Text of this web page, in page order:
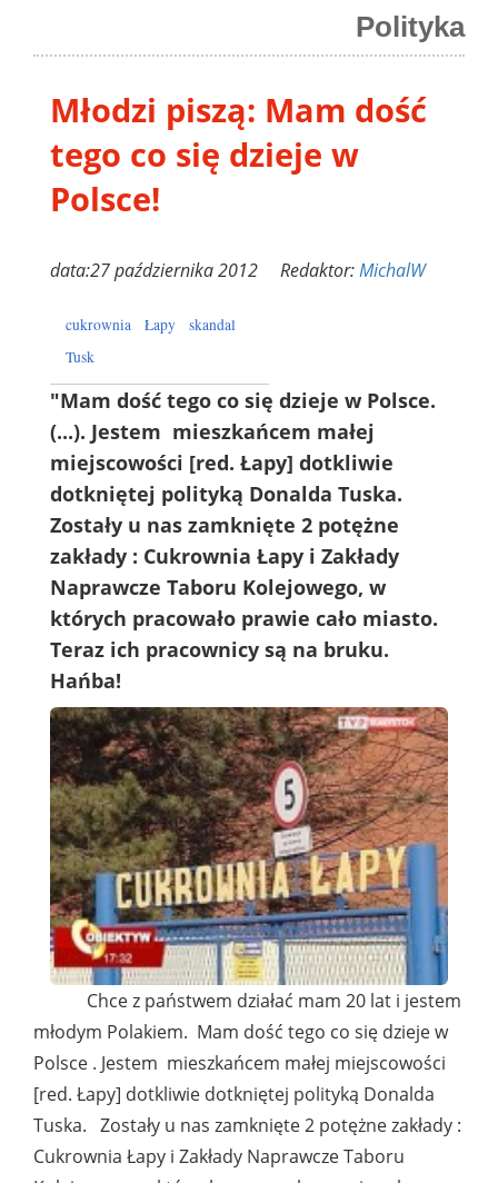
Polityka
Młodzi piszą: Mam dość
tego co się dzieje w
Polsce!
data:27 października 2012 Redaktor:MichalW
cukrownia Łapy
skandal
Tusk
"Mam dość tego co się dzieje w Polsce.
(...). Jestem mieszkańcem małej
miejscowości [red. Łapy] dotkliwie
dotkniętej polityką Donalda Tuska.
Zostały u nas zamknięte 2 potężne
zakłady : Cukrownia Łapy i Zakłady
Naprawcze Taboru Kolejowego, w
których pracowało prawie cało miasto.
Teraz ich pracownicy są na bruku.
Hańba!
Chce z państwem działać mam 20 lat i jestem
młodym Polakiem. Mam dość tego co się dzieje w
Polsce . Jestem mieszkańcem małej miejscowości
[red. Łapy] dotkliwie dotkniętej polityką Donalda
Tuska. Zostały u nas zamknięte 2 potężne zakłady :
Cukrownia Łapy i Zakłady Naprawcze Taboru